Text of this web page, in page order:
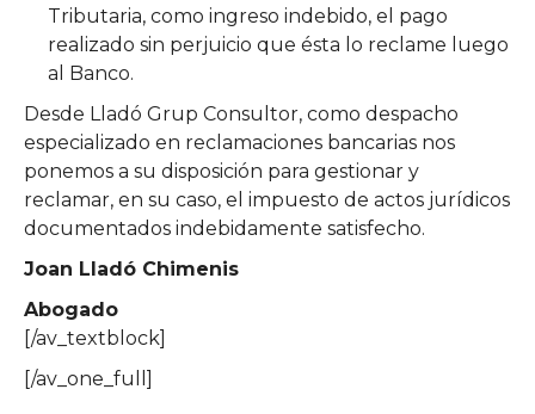
Tributaria, como ingreso indebido, el pago
realizado sin perjuicio que ésta lo reclame luego
al Banco.
Desde Lladó Grup Consultor, como despacho
especializado en reclamaciones bancarias nos
ponemos a su disposición para gestionar y
reclamar, en su caso, el impuesto de actos jurídicos
documentados indebidamente satisfecho.
Joan Lladó Chimenis
Abogado
[/av_textblock]
[/av_one_full]